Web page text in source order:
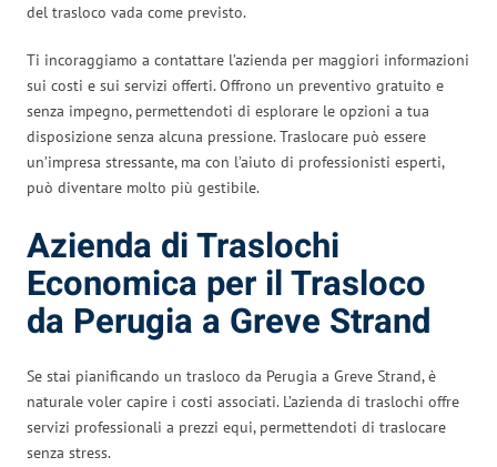
del trasloco vada come previsto.
Ti incoraggiamo a contattare l’azienda per maggiori informazioni
sui costi e sui servizi offerti. Offrono un preventivo gratuito e
senza impegno, permettendoti di esplorare le opzioni a tua
disposizione senza alcuna pressione. Traslocare può essere
un’impresa stressante, ma con l’aiuto di professionisti esperti,
può diventare molto più gestibile.
Azienda di Traslochi
Economica per il Trasloco
da Perugia a Greve Strand
Se stai pianificando un trasloco da Perugia a Greve Strand, è
naturale voler capire i costi associati. L’azienda di traslochi offre
servizi professionali a prezzi equi, permettendoti di traslocare
senza stress.